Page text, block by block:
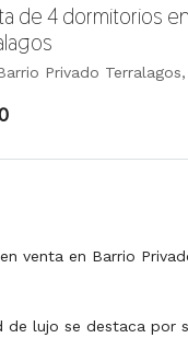
de 4 dormitorios
Privado
venta en Barrio
de lujo se destaca por